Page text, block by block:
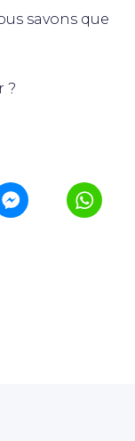
savons que
?